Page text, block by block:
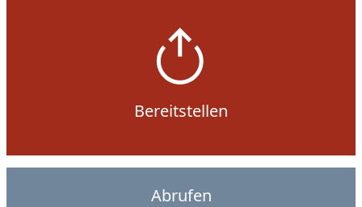
Bereitstellen
Abrufen